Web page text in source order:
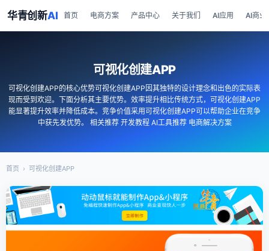
华青创新AI 首页 电商方案 产品中心 关于我们 AI应用 AI商业
可视化创建APP
可视化创建APP的核心优势可视化创建APP因其独特的设计理念和出色的实际表
现而受到欢迎。下面分析其主要优势。效率提升相比传统方式，可视化创建APP
能显著提升效率并降低成本。竞争价值采用可视化创建APP可以帮助企业在竞争
中获先发优势。 相关推荐 开发教程 AI工具推荐 电商解决方案
首页 › 可视化创建APP